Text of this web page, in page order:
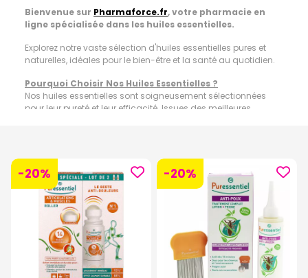
Bienvenue sur Pharmaforce.fr, votre pharmacie en
ligne spécialisée dans les huiles essentielles.
Explorez notre vaste sélection d'huiles essentielles pures et
naturelles, idéales pour le bien-être et la santé au quotidien.
Pourquoi Choisir Nos Huiles Essentielles ?
Nos huiles essentielles sont soigneusement sélectionnées
pour leur pureté et leur efficacité. Issues des meilleures
Large Gamme Disponible
Découvrez une gamme variée d'huiles essentielles, incluant :
Huiles Essentielles Individuelles :
Telles que lavande, tea tree,
menthe poivrée, et bien d'autres encore, chacune offrant des
bénéfices uniques pour la santé et le bien-être.
Mélanges Synergétiques :
Formulés pour des usages
spécifiques comme la relaxation, le soutien immunitaire, la
purification de l'air, et plus encore.
-20% -20%